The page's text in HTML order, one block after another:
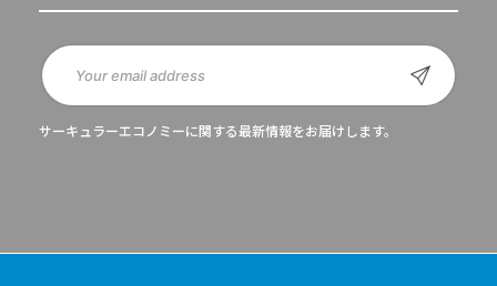
サーキュラーエコノミーに関する最新情報をお届けします。